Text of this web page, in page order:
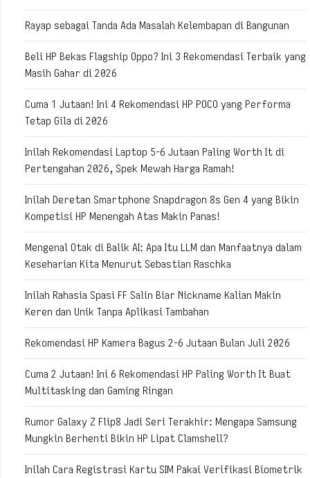
Rayap sebagai Tanda Ada Masalah Kelembapan di Bangunan
Beli HP Bekas Flagship Oppo? Ini 3 Rekomendasi Terbaik yang
Masih Gahar di 2026
Cuma 1 Jutaan! Ini 4 Rekomendasi HP POCO yang Performa
Tetap Gila di 2026
Inilah Rekomendasi Laptop 5-6 Jutaan Paling Worth It di
Pertengahan 2026, Spek Mewah Harga Ramah!
Inilah Deretan Smartphone Snapdragon 8s Gen 4 yang Bikin
Kompetisi HP Menengah Atas Makin Panas!
Mengenal Otak di Balik AI: Apa Itu LLM dan Manfaatnya dalam
Keseharian Kita Menurut Sebastian Raschka
Inilah Rahasia Spasi FF Salin Biar Nickname Kalian Makin
Keren dan Unik Tanpa Aplikasi Tambahan
Rekomendasi HP Kamera Bagus 2-6 Jutaan Bulan Juli 2026
Cuma 2 Jutaan! Ini 6 Rekomendasi HP Paling Worth It Buat
Multitasking dan Gaming Ringan
Rumor Galaxy Z Flip8 Jadi Seri Terakhir: Mengapa Samsung
Mungkin Berhenti Bikin HP Lipat Clamshell?
Inilah Cara Registrasi Kartu SIM Pakai Verifikasi Biometrik